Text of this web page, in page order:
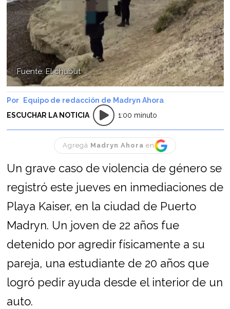
Fuente: El chubut
Equipo de redacción de Madryn Ahora
ESCUCHAR LA NOTICIA
1:00 minuto
Agregá Madryn Ahora en
Un grave caso de violencia de género se
registró este jueves en inmediaciones de
Playa Kaiser, en la ciudad de Puerto
Madryn. Un joven de 22 años fue
detenido por agredir físicamente a su
pareja, una estudiante de 20 años que
logró pedir ayuda desde el interior de un
auto.